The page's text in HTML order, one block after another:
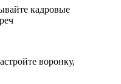
кадровые
воронку,